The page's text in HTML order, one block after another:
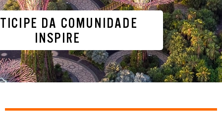
DA COMUNIDADE
INSPIRE